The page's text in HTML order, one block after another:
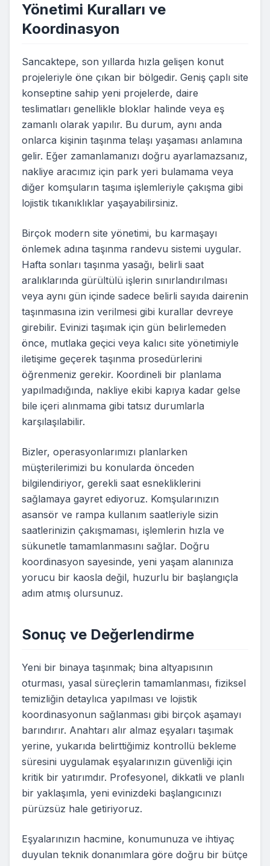
Yönetimi Kuralları ve
Koordinasyon
Sancaktepe, son yıllarda hızla gelişen konut
projeleriyle öne çıkan bir bölgedir. Geniş çaplı site
konseptine sahip yeni projelerde, daire
teslimatları genellikle bloklar halinde veya eş
zamanlı olarak yapılır. Bu durum, aynı anda
onlarca kişinin taşınma telaşı yaşaması anlamına
gelir. Eğer zamanlamanızı doğru ayarlamazsanız,
nakliye aracımız için park yeri bulamama veya
diğer komşuların taşıma işlemleriyle çakışma gibi
lojistik tıkanıklıklar yaşayabilirsiniz.
Birçok modern site yönetimi, bu karmaşayı
önlemek adına taşınma randevu sistemi uygular.
Hafta sonları taşınma yasağı, belirli saat
aralıklarında gürültülü işlerin sınırlandırılması
veya aynı gün içinde sadece belirli sayıda dairenin
taşınmasına izin verilmesi gibi kurallar devreye
girebilir. Evinizi taşımak için gün belirlemeden
önce, mutlaka geçici veya kalıcı site yönetimiyle
iletişime geçerek taşınma prosedürlerini
öğrenmeniz gerekir. Koordineli bir planlama
yapılmadığında, nakliye ekibi kapıya kadar gelse
bile içeri alınmama gibi tatsız durumlarla
karşılaşılabilir.
Bizler, operasyonlarımızı planlarken
müşterilerimizi bu konularda önceden
bilgilendiriyor, gerekli saat esnekliklerini
sağlamaya gayret ediyoruz. Komşularınızın
asansör ve rampa kullanım saatleriyle sizin
saatlerinizin çakışmaması, işlemlerin hızla ve
sükunetle tamamlanmasını sağlar. Doğru
koordinasyon sayesinde, yeni yaşam alanınıza
yorucu bir kaosla değil, huzurlu bir başlangıçla
adım atmış olursunuz.
Sonuç ve Değerlendirme
Yeni bir binaya taşınmak; bina altyapısının
oturması, yasal süreçlerin tamamlanması, fiziksel
temizliğin detaylıca yapılması ve lojistik
koordinasyonun sağlanması gibi birçok aşamayı
barındırır. Anahtarı alır almaz eşyaları taşımak
yerine, yukarıda belirttiğimiz kontrollü bekleme
süresini uygulamak eşyalarınızın güvenliği için
kritik bir yatırımdır. Profesyonel, dikkatli ve planlı
bir yaklaşımla, yeni evinizdeki başlangıcınızı
pürüzsüz hale getiriyoruz.
Eşyalarınızın hacmine, konumunuza ve ihtiyaç
duyulan teknik donanımlara göre doğru bir bütçe